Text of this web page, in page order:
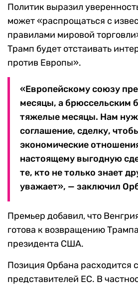
Политик выразил
может «распрощаться с
правилами мировой
Трамп будет отстаивать
против Европы».
«Европейскому союзу
месяцы, а брюссельским
тяжелые месяцы. Нам
соглашение, сделку,
экономические
настоящему выгодную
те, кто не только знает
уважает», — заключил
Премьер добавил, что
готова к возвращению
президента США.
Позиция Орбана расходится
представителей ЕС. В